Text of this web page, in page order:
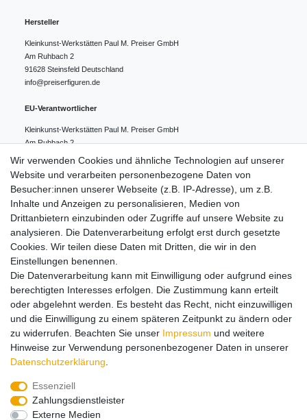
Hersteller
Kleinkunst-Werkstätten Paul M. Preiser GmbH
Am Ruhbach 2
91628 Steinsfeld Deutschland
info@preiserfiguren.de
EU-Verantwortlicher
Kleinkunst-Werkstätten Paul M. Preiser GmbH
Am Ruhbach 2
Steinsfeld
Deutschland
Hinweise zur Batterieentsorgung
Lieferung und Versand
Impressum Daten­schutz­erklärung AGB
Barrierefreiheitserklärung
Vertrag widerrufen
Wir verwenden Cookies und ähnliche Technologien auf unserer
Website und verarbeiten personenbezogene Daten von
Besucher:innen unserer Webseite (z.B. IP-Adresse), um z.B.
Inhalte und Anzeigen zu personalisieren, Medien von
Drittanbietern einzubinden oder Zugriffe auf unsere Website zu
analysieren. Die Datenverarbeitung erfolgt erst durch gesetzte
Cookies. Wir teilen diese Daten mit Dritten, die wir in den
Einstellungen benennen.
Die Datenverarbeitung kann mit Einwilligung oder aufgrund eines
berechtigten Interesses erfolgen. Die Zustimmung kann erteilt
oder abgelehnt werden. Es besteht das Recht, nicht einzuwilligen
und die Einwilligung zu einem späteren Zeitpunkt zu ändern oder
zu widerrufen. Beachten Sie unser Impressum und weitere
Hinweise zur Verwendung personenbezogener Daten in unserer
Daten­schutz­erklärung
Essenziell
Zahlungsdienstleister
Externe Medien